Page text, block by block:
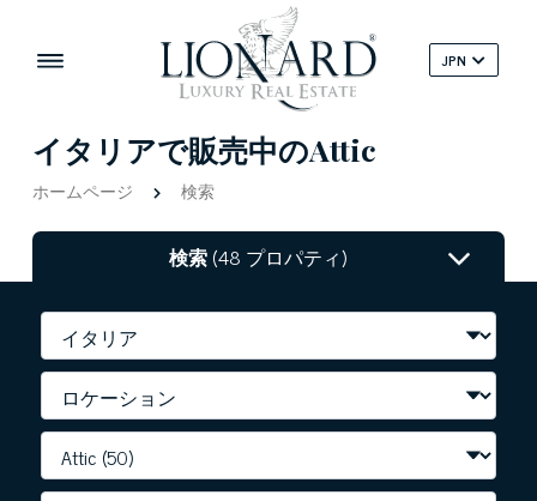
JPN
イタリアで販売中のAttic
ホームページ 検索
検索(48 プロパティ)